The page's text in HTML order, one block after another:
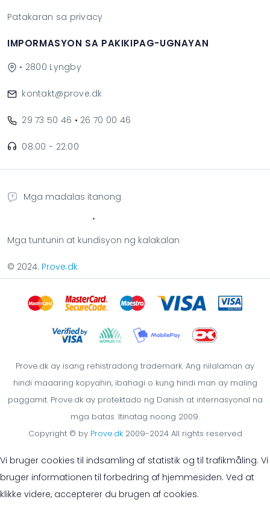
Patakaran sa privacy
IMPORMASYON SA PAKIKIPAG-UGNAYAN
• 2800 Lyngby
kontakt@prove.dk
29 73 50 46 • 26 70 00 46
08:00 - 22:00
Mga madalas itanong
•
Mga tuntunin at kundisyon ng kalakalan
© 2024. Prove.dk
Prove.dk ay isang rehistradong trademark. Ang nilalaman ay
hindi maaaring kopyahin, ibahagi o kung hindi man ay maling
paggamit. Prove.dk ay protektado ng Danish at internasyonal na
mga batas. Itinatag noong 2009.
Copyright © by Prove.dk2009-2024 All rights reserved
Vi bruger cookies til indsamling af statistik og til trafikmåling. Vi
bruger informationen til forbedring af hjemmesiden. Ved at
klikke videre, accepterer du brugen af cookies.